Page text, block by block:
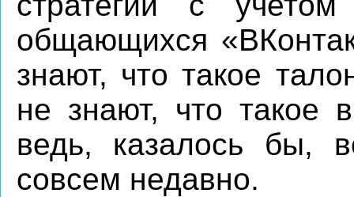
общающихся
знают, что такое
не знают, что такое
ведь, казалось бы,
совсем недавно.